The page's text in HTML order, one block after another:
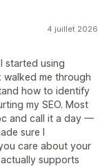
4 juillet 2026
started using
walked me through
how to identify
my SEO. Most
and call it a day —
sure I
care about your
supports